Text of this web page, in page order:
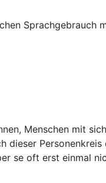
Sprachgebrauch
Menschen mit
dieser
se oft erst einmal